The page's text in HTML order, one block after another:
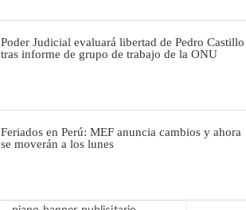
Poder Judicial evaluará libertad de Pedro Castillo
tras informe de grupo de trabajo de la ONU
Feriados en Perú: MEF anuncia cambios y ahora
se moverán a los lunes